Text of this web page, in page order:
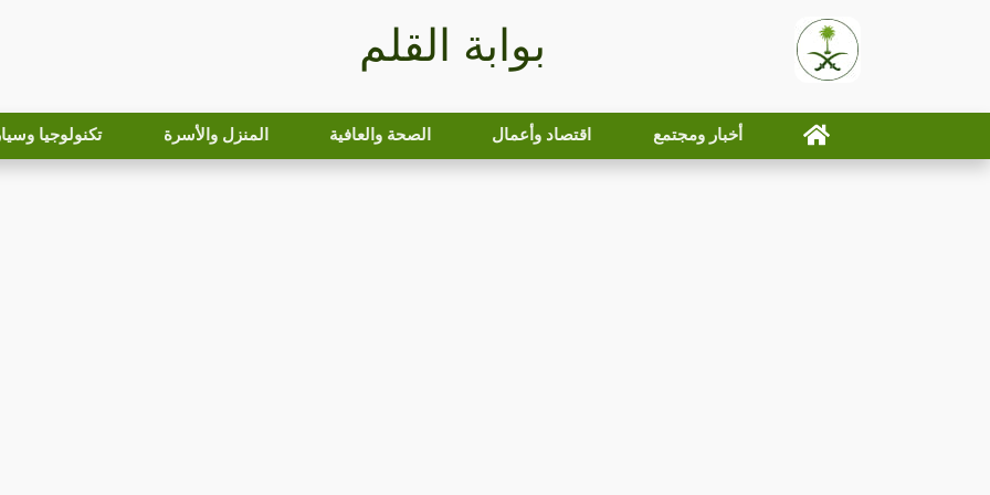
بوابة القلم
أخبار ومجتمع اقتصاد وأعمال الصحة والعافية المنزل والأسرة تكنولوجيا